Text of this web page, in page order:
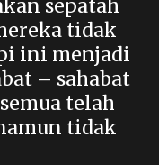
sepatah
tidak
ini menjadi
– sahabat
telah
tidak